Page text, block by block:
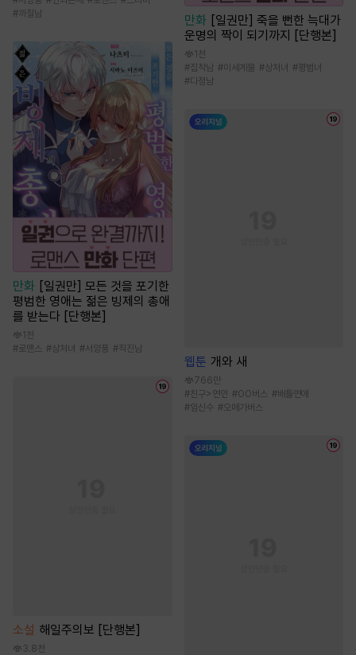
#까칠남
만화 [일권만] 모든 것을 포기한
평범한 영애는 젊은 빙제의 총애
를 받는다 [단행본]
1천
#로맨스 #상처녀 #서양풍 #직진남
소설 해일주의보 [단행본]
3.8천
만화 [일권만] 죽을 뻔한 늑대가
운명의 짝이 되기까지 [단행본]
1천
#집착남 #이세계물 #상처녀 #평범녀
#다정남
웹툰 개와 새
766만
#친구>연인 #OO버스 #배틀연애
#임신수 #오메가버스